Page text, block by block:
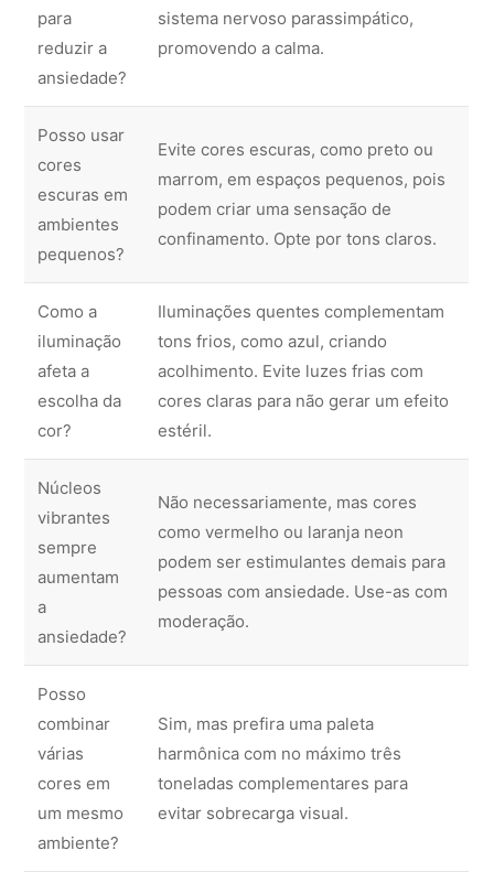
para
reduzir a
ansiedade?
sistema nervoso parassimpático,
promovendo a calma.
Posso usar
cores
escuras em
ambientes
pequenos?
Evite cores escuras, como preto ou
marrom, em espaços pequenos, pois
podem criar uma sensação de
confinamento. Opte por tons claros.
Como a
iluminação
afeta a
escolha da
cor?
Iluminações quentes complementam
tons frios, como azul, criando
acolhimento. Evite luzes frias com
cores claras para não gerar um efeito
estéril.
Núcleos
vibrantes
sempre
aumentam
a
ansiedade?
Não necessariamente, mas cores
como vermelho ou laranja neon
podem ser estimulantes demais para
pessoas com ansiedade. Use-as com
moderação.
Posso
combinar
várias
cores em
um mesmo
ambiente?
Sim, mas prefira uma paleta
harmônica com no máximo três
toneladas complementares para
evitar sobrecarga visual.